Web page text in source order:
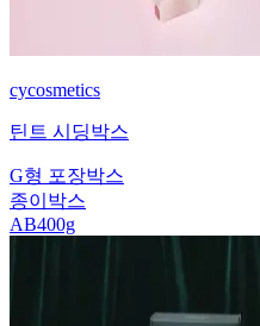
cycosmetics
틴트 시딩박스
G형 포장박스
종이박스
AB400g